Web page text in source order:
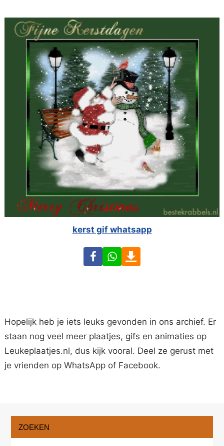
kerst gif whatsapp
FacebookWhatsApp
Hopelijk heb je iets leuks gevonden in ons archief. Er
staan nog veel meer plaatjes, gifs en animaties op
Leukeplaatjes.nl, dus kijk vooral. Deel ze gerust met
je vrienden op WhatsApp of Facebook.
ZOEKEN